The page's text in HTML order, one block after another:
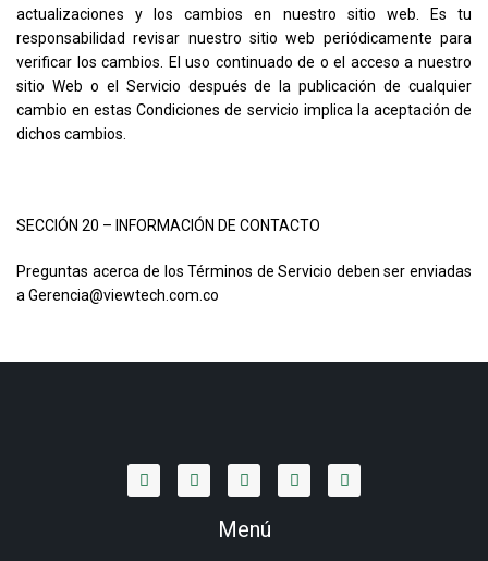
actualizaciones y los cambios en nuestro sitio web. Es tu
responsabilidad revisar nuestro sitio web periódicamente para
verificar los cambios. El uso continuado de o el acceso a nuestro
sitio Web o el Servicio después de la publicación de cualquier
cambio en estas Condiciones de servicio implica la aceptación de
dichos cambios.
SECCIÓN 20 – INFORMACIÓN DE CONTACTO
Preguntas acerca de los Términos de Servicio deben ser enviadas
a Gerencia@viewtech.com.co
Menú